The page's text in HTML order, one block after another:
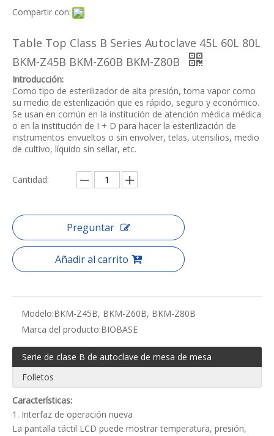
Compartir con:
Table Top Class B Series Autoclave 45L 60L 80L
BKM-Z45B BKM-Z60B BKM-Z80B
Introducción:
Como tipo de esterilizador de alta presión, toma vapor como
su medio de esterilización que es rápido, seguro y económico.
Se usan en común en la institución de atención médica médica
o en la institución de I + D para hacer la esterilización de
instrumentos envueltos o sin envolver, telas, utensilios, medio
de cultivo, líquido sin sellar, etc.
Cantidad:
Preguntar
Añadir al carrito
Modelo:BKM-Z45B, BKM-Z60B, BKM-Z80B
Marca del producto:BIOBASE
Serie de clase B de autoclave de mesa de mesa
Folletos
Características:
1. Interfaz de operación nueva
La pantalla táctil LCD puede mostrar temperatura, presión,